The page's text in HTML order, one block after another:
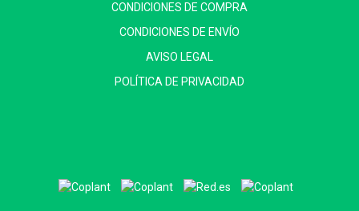
CONDICIONES DE COMPRA
CONDICIONES DE ENVÍO
AVISO LEGAL
POLÍTICA DE PRIVACIDAD